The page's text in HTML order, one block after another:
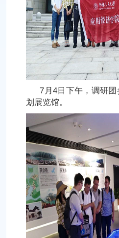
7月4日下午，调研
划展览馆。